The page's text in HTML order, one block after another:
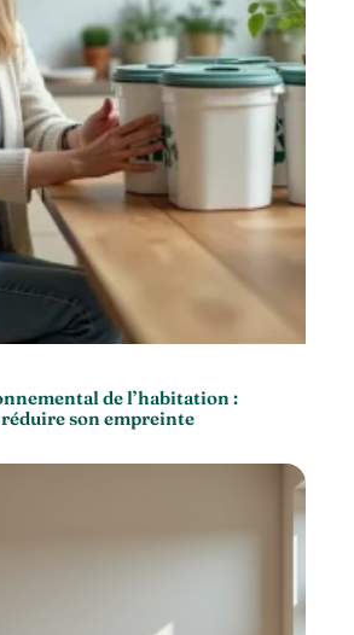
de l’habitation :
son empreinte